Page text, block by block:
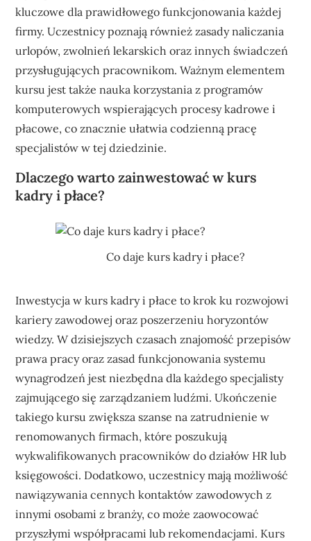
kluczowe dla prawidłowego funkcjonowania każdej
firmy. Uczestnicy poznają również zasady naliczania
urlopów, zwolnień lekarskich oraz innych świadczeń
przysługujących pracownikom. Ważnym elementem
kursu jest także nauka korzystania z programów
komputerowych wspierających procesy kadrowe i
płacowe, co znacznie ułatwia codzienną pracę
specjalistów w tej dziedzinie.
Dlaczego warto zainwestować w kurs
kadry i płace?
Co daje kurs kadry i płace?
Inwestycja w kurs kadry i płace to krok ku rozwojowi
kariery zawodowej oraz poszerzeniu horyzontów
wiedzy. W dzisiejszych czasach znajomość przepisów
prawa pracy oraz zasad funkcjonowania systemu
wynagrodzeń jest niezbędna dla każdego specjalisty
zajmującego się zarządzaniem ludźmi. Ukończenie
takiego kursu zwiększa szanse na zatrudnienie w
renomowanych firmach, które poszukują
wykwalifikowanych pracowników do działów HR lub
księgowości. Dodatkowo, uczestnicy mają możliwość
nawiązywania cennych kontaktów zawodowych z
innymi osobami z branży, co może zaowocować
przyszłymi współpracami lub rekomendacjami. Kurs